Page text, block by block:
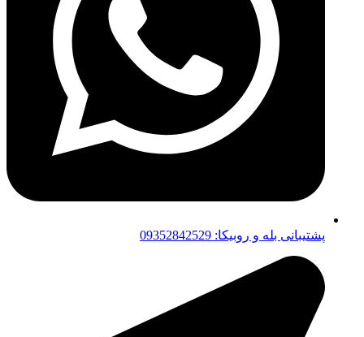
پشتیبانی بله و روبیکا: 09352842529